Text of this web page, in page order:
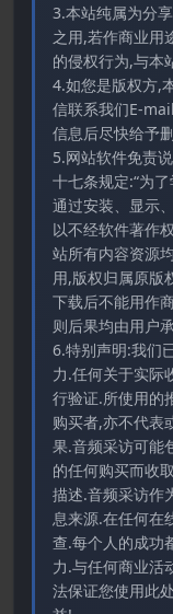
3.本站纯属为分
之用,若作商业用
的侵权行为,与本
4.如您是版权方,
信联系我们E-
信息后尽快给予
5.网站软件免责
十七条规定:“为
通过安装、显示
以不经软件著作
站所有内容资源
用,版权归属原版
下载后不能用作
则后果均由用户
6.特别声明:我们
力.任何关于实际
行验证.所使用的
购买者,亦不代表
果.音频采访可能
的任何购买而收
描述.音频采访作
息来源.在任何在
查.每个人的成功
力.与任何商业活
法保证您使用此